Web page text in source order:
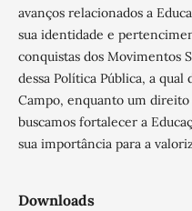
avanços relacionados a
sua identidade e
conquistas dos Movimentos
dessa Política Pública, a
Campo, enquanto um
buscamos fortalecer a
sua importância para a
Downloads